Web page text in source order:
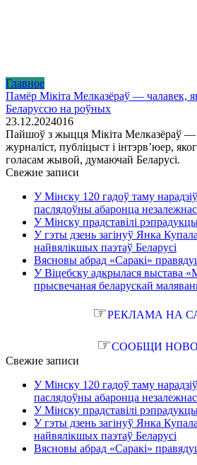
Главное
Памёр Мікіта Мелказёраў — чалавек,
Беларуссю на роўных
23.12.2024016
Пайшоў з жыцця Мікіта Мелказёраў —
журналіст, публіцыст і інтэрв’юер,
голасам жывой, думаючай Беларусі.
Свежие записи
У Мінску 120 гадоў таму
паслядоўны абаронца
У Мінску прадставілі
У гэты дзень загінуў Янка
найвялікшых паэтаў Беларусі
Вясновы абрад «Саракі»
У Віцебску адкрылася выстава
прысвечаная беларускай
☞РЕКЛАМА НА
☞СООБЩИ
Свежие записи
У Мінску 120 гадоў таму
паслядоўны абаронца
У Мінску прадставілі
У гэты дзень загінуў Янка
найвялікшых паэтаў Беларусі
Вясновы абрад «Саракі»